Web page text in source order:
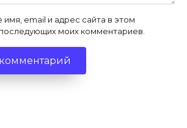
имя, email и адрес сайта в этом
моих комментариев.